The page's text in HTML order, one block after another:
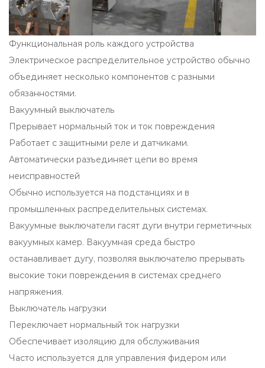
Функциональная роль каждого устройства
Электрическое распределительное устройство обычно
объединяет несколько компонентов с разными
обязанностями.
Вакуумный выключатель
Прерывает нормальный ток и ток повреждения
Работает с защитными реле и датчиками.
Автоматически разъединяет цепи во время
неисправностей
Обычно используется на подстанциях и в
промышленных распределительных системах.
Вакуумные выключатели гасят дуги внутри герметичных
вакуумных камер. Вакуумная среда быстро
останавливает дугу, позволяя выключателю прерывать
высокие токи повреждения в системах среднего
напряжения.
Выключатель нагрузки
Переключает нормальный ток нагрузки
Обеспечивает изоляцию для обслуживания
Часто используется для управления фидером или